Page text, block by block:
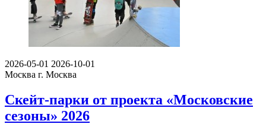
2026-05-01 2026-10-01
Москва г. Москва
Скейт-парки от проекта «Московские
сезоны» 2026